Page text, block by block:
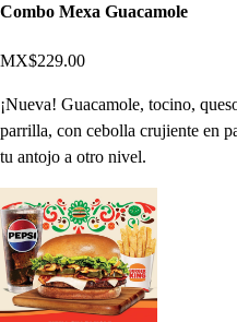
Combo Mexa Guacamole
MX$229.00
¡Nueva! Guacamole, tocino,
parrilla, con cebolla crujiente en
tu antojo a otro nivel.